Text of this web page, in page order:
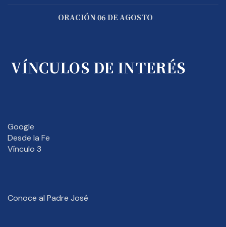
ORACIÓN 06 DE AGOSTO
VÍNCULOS DE INTERÉS
Google
Desde la Fe
Vínculo 3
Conoce al Padre José